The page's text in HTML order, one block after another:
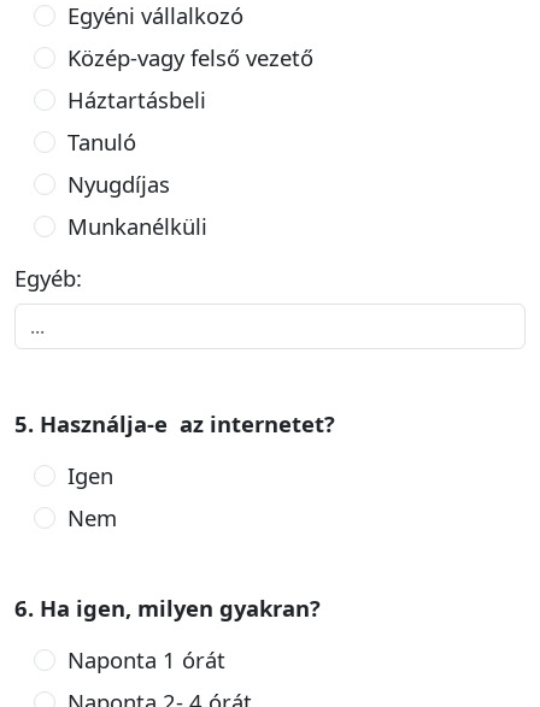
Egyéni vállalkozó
Közép-vagy felső vezető
Háztartásbeli
Tanuló
Nyugdíjas
Munkanélküli
Egyéb:
5. Használja-e az internetet?
Igen
Nem
6. Ha igen, milyen gyakran?
Naponta 1 órát